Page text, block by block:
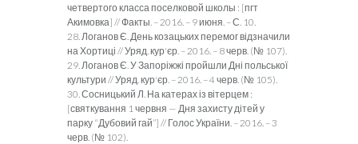
четвертого класса поселковой школы : [пгт
Акимовка] // Факты. – 2016. – 9 июня. – С. 10.
28. Логанов Є. День козацьких перемог відзначили
на Хортиці // Уряд. кур'єр. – 2016. – 8 черв. (№ 107).
29. Логанов Є. У Запоріжжі пройшли Дні польської
культури // Уряд. кур'єр. – 2016. – 4 черв. (№ 105).
30. Сосницький Л. На катерах із вітерцем :
[святкування 1 червня — Дня захисту дітей у
парку “Дубовий гай”] // Голос України. – 2016. – 3
черв. (№ 102).